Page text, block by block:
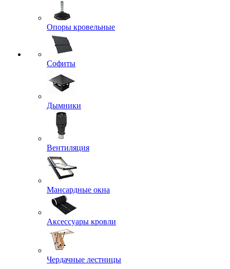
Опоры кровельные
Софиты
Дымники
Вентиляция
Мансардные окна
Аксессуары кровли
Чердачные лестницы